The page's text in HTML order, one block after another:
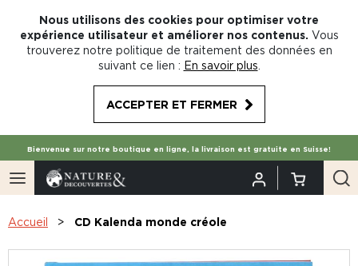
Nous utilisons des cookies pour optimiser votre
expérience utilisateur et améliorer nos contenus. Vous
trouverez notre politique de traitement des données en
suivant ce lien : En savoir plus
ACCEPTER ET FERMER
Bienvenue sur notre boutique en ligne, la livraison est gratuite en Suisse!
Accueil CD Kalenda monde créole